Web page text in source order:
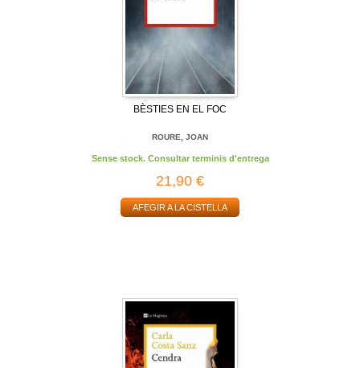
BÈSTIES EN EL FOC
ROURE, JOAN
Sense stock. Consultar terminis d'entrega
21,90 €
AFEGIR A LA CISTELLA